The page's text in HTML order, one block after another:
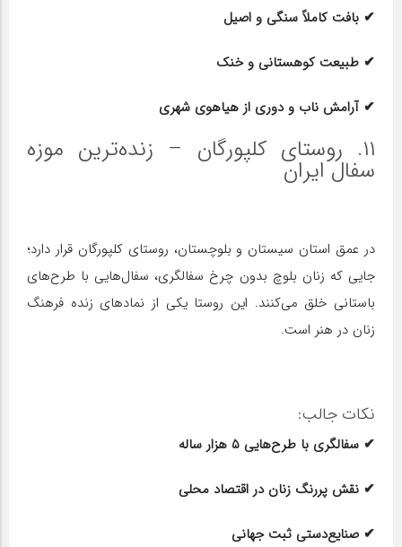
✔ بافت کاملاً سنگی و اصیل
✔ طبیعت کوهستانی و خنک
✔ آرامش ناب و دوری از هیاهوی شهری
۱۱. روستای کلپورگان – زنده‌ترین موزه
سفال ایران
در عمق استان سیستان و بلوچستان، روستای کلپورگان قرار دارد؛
جایی که زنان بلوچ بدون چرخ سفالگری، سفال‌هایی با طرح‌های
باستانی خلق می‌کنند. این روستا یکی از نمادهای زنده فرهنگ
زنان در هنر است.
نکات جالب:
✔ سفالگری با طرح‌هایی ۵ هزار ساله
✔ نقش پررنگ زنان در اقتصاد محلی
✔ صنایع‌دستی ثبت جهانی